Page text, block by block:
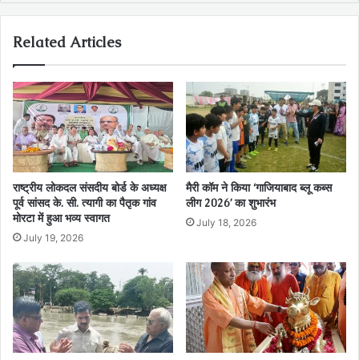
Related Articles
राष्ट्रीय लोकदल संसदीय बोर्ड के अध्यक्ष
पूर्व सांसद के. सी. त्यागी का पैतृक गांव
मोरटा में हुआ भव्य स्वागत
July 19, 2026
मैरी कॉम ने किया ‘गाजियाबाद ब्लू कब्स
लीग 2026’ का शुभारंभ
July 18, 2026